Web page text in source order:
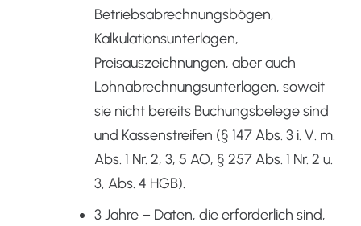
Betriebsabrechnungsbögen,
Kalkulationsunterlagen,
Preisauszeichnungen, aber auch
Lohnabrechnungsunterlagen, soweit
sie nicht bereits Buchungsbelege sind
und Kassenstreifen (§ 147 Abs. 3 i. V. m.
Abs. 1 Nr. 2, 3, 5 AO, § 257 Abs. 1 Nr. 2 u.
3, Abs. 4 HGB).
3 Jahre – Daten, die erforderlich sind,